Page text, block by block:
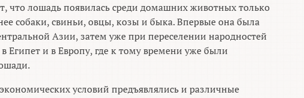
что лошадь появилась среди домашних животных только
собаки, свиньи, овцы, козы и быка. Впервые она была
Азии, затем уже при переселении народностей
и в Европу, где к тому времени уже были
условий предъявлялись и различные